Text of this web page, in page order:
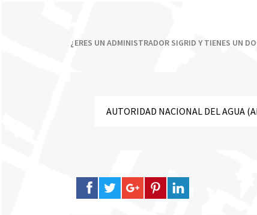
¿ERES UN ADMINISTRADOR SIGRID Y TIENES UN